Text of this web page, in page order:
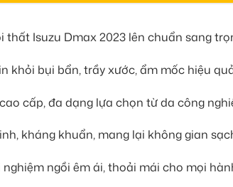
thất Isuzu Dmax 2023 lên chuẩn sang
khỏi bụi bẩn, trầy xước, ẩm mốc hiệu
cấp, đa dạng lựa chọn từ da công
kháng khuẩn, mang lại không gian
ngồi êm ái, thoải mái cho mọi